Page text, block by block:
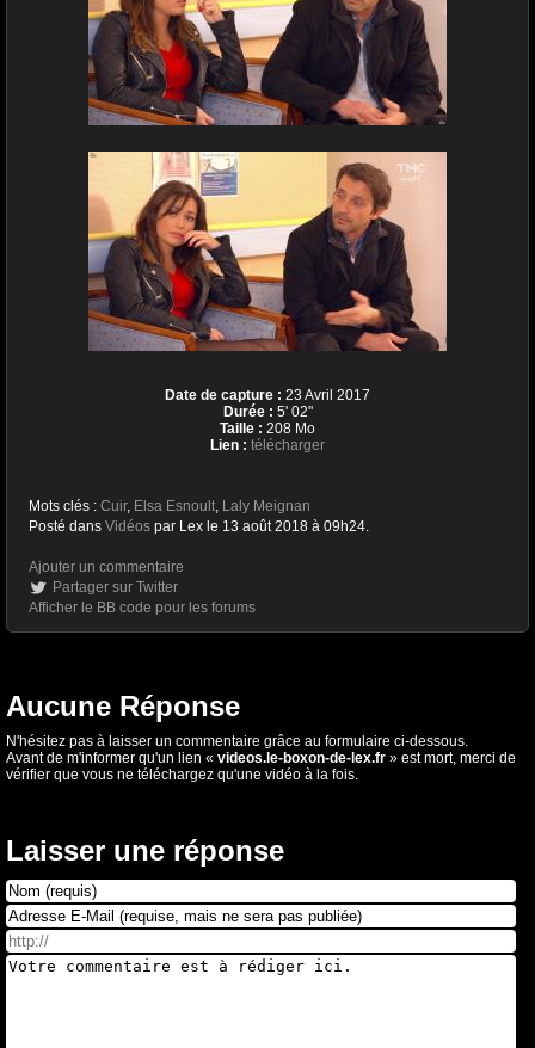
Date de capture : 23 Avril 2017
Durée : 5' 02''
Taille : 208 Mo
Lien : télécharger
Mots clés : Cuir, Elsa Esnoult, Laly Meignan
Posté dans Vidéos par Lex le 13 août 2018 à 09h24.
Ajouter un commentaire
Partager sur Twitter
Afficher le BB code pour les forums
Aucune Réponse
N'hésitez pas à laisser un commentaire grâce au formulaire ci-dessous.
Avant de m'informer qu'un lien « videos.le-boxon-de-lex.fr » est mort, merci de
vérifier que vous ne téléchargez qu'une vidéo à la fois.
Laisser une réponse